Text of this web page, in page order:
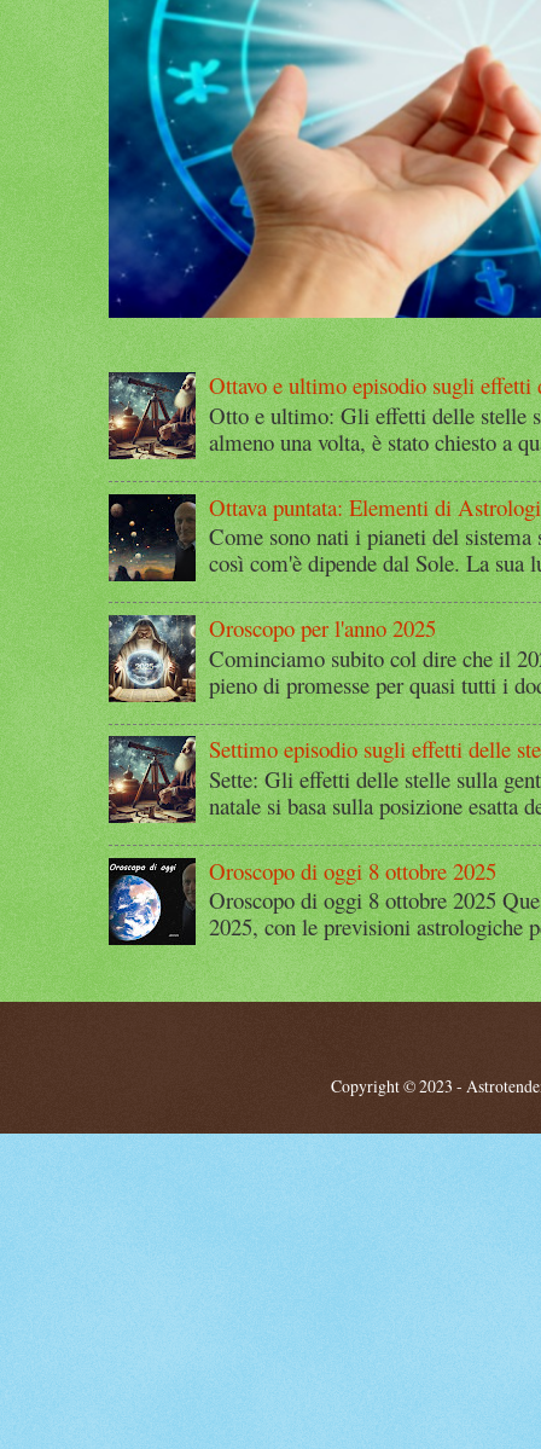
Ottavo e ultimo episodio sugli effetti
Otto e ultimo: Gli effetti delle stelle
almeno una volta, è stato chiesto a
Ottava puntata: Elementi di
Come sono nati i pianeti del
così com'è dipende dal Sole. La sua
Oroscopo per l'anno 2025
Cominciamo subito col dire che il
pieno di promesse per quasi tutti i
Settimo episodio sugli effetti delle
Sette: Gli effetti delle stelle sulla
natale si basa sulla posizione esatta
Oroscopo di oggi 8 ottobre 2025
Oroscopo di oggi 8 ottobre 2025
2025, con le previsioni astrologiche
Copyright © 2023 -